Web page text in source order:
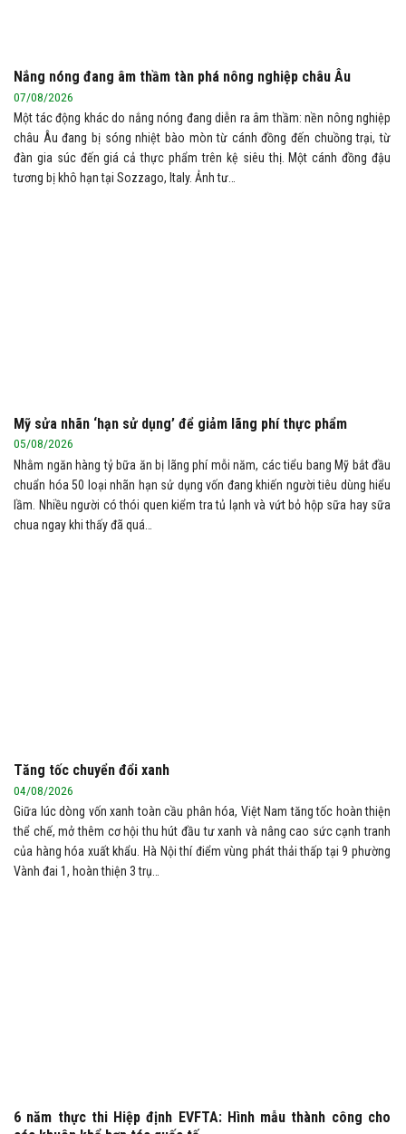
Nắng nóng đang âm thầm tàn phá nông nghiệp châu Âu
07/08/2026
Một tác động khác do nắng nóng đang diễn ra âm thầm: nền nông nghiệp
châu Âu đang bị sóng nhiệt bào mòn từ cánh đồng đến chuồng trại, từ
đàn gia súc đến giá cả thực phẩm trên kệ siêu thị. Một cánh đồng đậu
tương bị khô hạn tại Sozzago, Italy. Ảnh tư…
Mỹ sửa nhãn ‘hạn sử dụng’ để giảm lãng phí thực phẩm
05/08/2026
Nhằm ngăn hàng tỷ bữa ăn bị lãng phí mỗi năm, các tiểu bang Mỹ bắt đầu
chuẩn hóa 50 loại nhãn hạn sử dụng vốn đang khiến người tiêu dùng hiểu
lầm. Nhiều người có thói quen kiểm tra tủ lạnh và vứt bỏ hộp sữa hay sữa
chua ngay khi thấy đã quá…
Tăng tốc chuyển đổi xanh
04/08/2026
Giữa lúc dòng vốn xanh toàn cầu phân hóa, Việt Nam tăng tốc hoàn thiện
thể chế, mở thêm cơ hội thu hút đầu tư xanh và nâng cao sức cạnh tranh
của hàng hóa xuất khẩu. Hà Nội thí điểm vùng phát thải thấp tại 9 phường
Vành đai 1, hoàn thiện 3 trụ…
6 năm thực thi Hiệp định EVFTA: Hình mẫu thành công cho